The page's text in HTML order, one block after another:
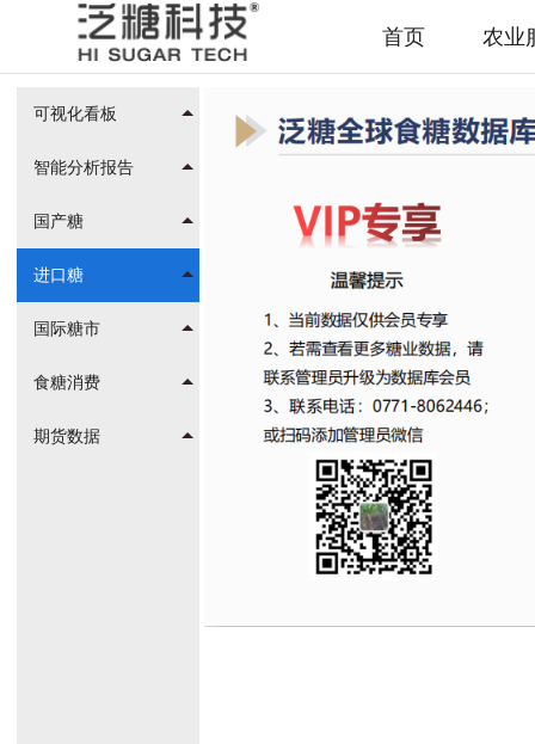
首页 农业
可视化看板
智能分析报告
国产糖
进口糖
国际糖市
食糖消费
期货数据